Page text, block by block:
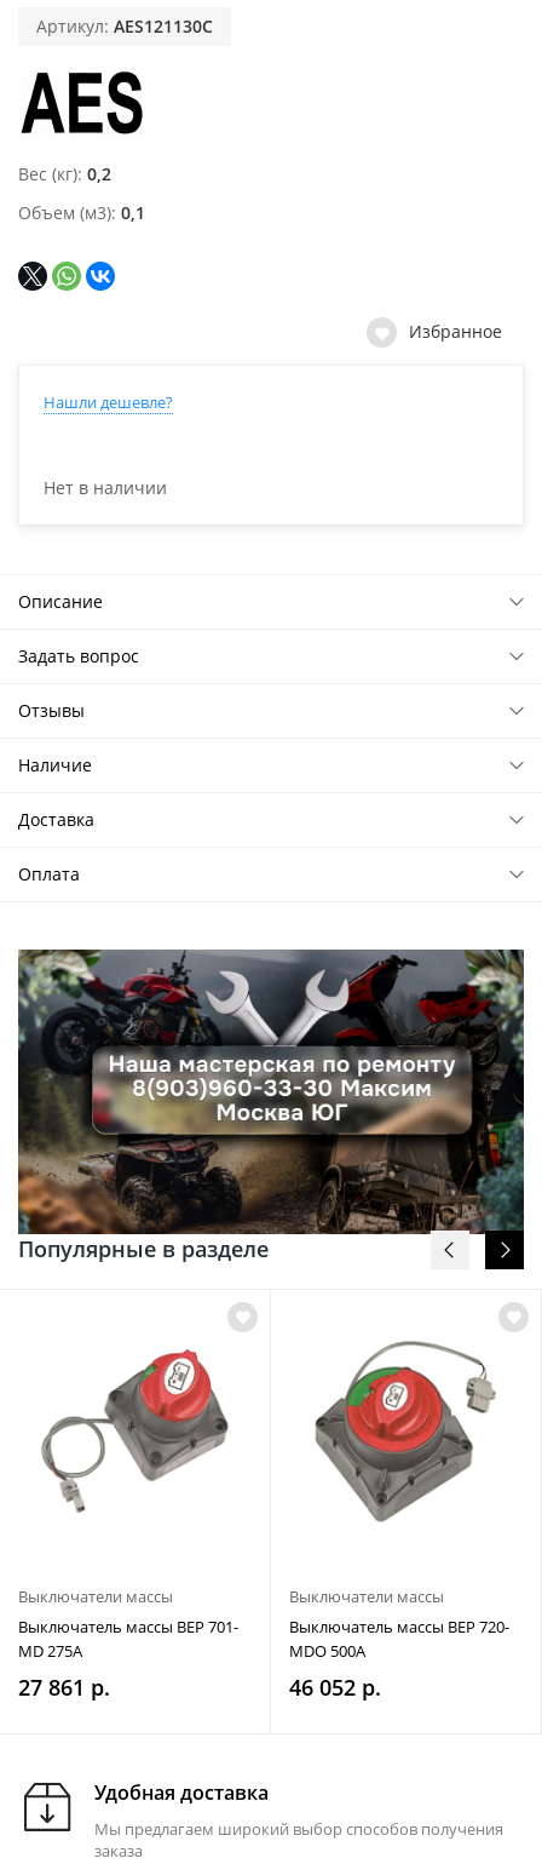
Артикул: AES121130C
Вес (кг) 0,2
Объем (м3) 0,1
Избранное
Нашли дешевле?
Нет в наличии
Описание
Задать вопрос
Отзывы
Наличие
Доставка
Оплата
Популярные в разделе
Выключатели массы
Выключатель массы BEP 701-
MD 275A
27 861 р.
Выключатели массы
Выключатель массы BEP 720-
MDO 500A
46 052 р.
Удобная доставка
Мы предлагаем широкий выбор способов получения
заказа